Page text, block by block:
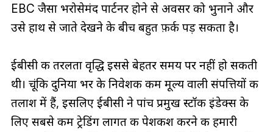
EBC जैसा भरोसेमंद पार्टनर होने से अवसर को भुनाने और
उसे हाथ से जाते देखने के बीच बहुत फ़र्क पड़ सकता है।
ईबीसी की तरलता वृद्धि इससे बेहतर समय पर नहीं हो सकती
थी। चूंकि दुनिया भर के निवेशक कम मूल्य वाली संपत्तियों की
तलाश में हैं, इसलिए ईबीसी ने पांच प्रमुख स्टॉक इंडेक्स के
लिए सबसे कम ट्रेडिंग लागत की पेशकश करने की हमारी